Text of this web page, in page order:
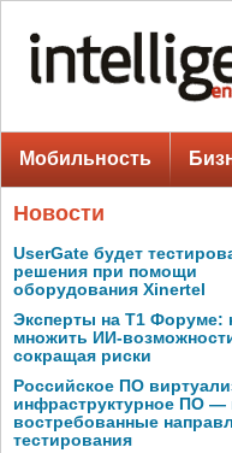
Мобильность
Новости
UserGate будет
решения при помощи
оборудования Xinertel
Эксперты на Т1 Форуме:
множить ИИ-
сокращая риски
Российское ПО
инфраструктурное ПО —
востребованные
тестирования